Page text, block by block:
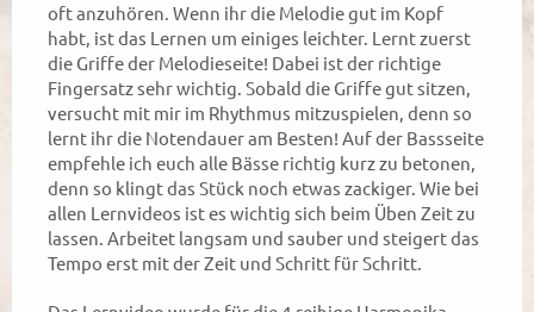
oft anzuhören. Wenn ihr die Melodie gut im Kopf
habt, ist das Lernen um einiges leichter. Lernt zuerst
die Griffe der Melodieseite! Dabei ist der richtige
Fingersatz sehr wichtig. Sobald die Griffe gut sitzen,
versucht mit mir im Rhythmus mitzuspielen, denn so
lernt ihr die Notendauer am Besten! Auf der Bassseite
empfehle ich euch alle Bässe richtig kurz zu betonen,
denn so klingt das Stück noch etwas zackiger. Wie bei
allen Lernvideos ist es wichtig sich beim Üben Zeit zu
lassen. Arbeitet langsam und sauber und steigert das
Tempo erst mit der Zeit und Schritt für Schritt.